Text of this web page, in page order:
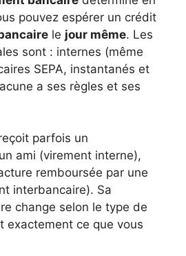
pouvez espérer un crédit
le jour même. Les
sont : internes (même
SEPA, instantanés et
a ses règles et ses
parfois un
ami (virement interne),
remboursée par une
interbancaire). Sa
change selon le type de
exactement ce que vous